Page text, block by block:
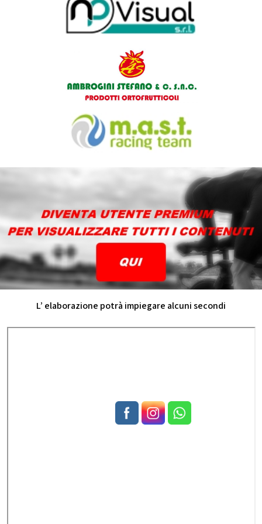
L’ elaborazione potrà impiegare alcuni secondi